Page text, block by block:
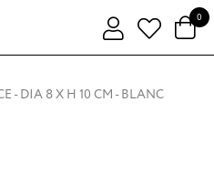
0
- DIA 8 X H 10 CM - BLANC